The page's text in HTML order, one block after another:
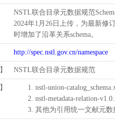
NSTL联合目录元数据规范
2024年1月26日上传，为最新修
时增加了沿革关系schema。
http://spec.nstl.gov.cn/namespace
NSTL联合目录元数据规范
1. nstl-union-
2. nstl-metadata-relation-
3. 其他为引用统一文献元数